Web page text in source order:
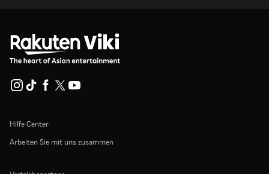
Hilfe Center
Arbeiten Sie mit uns zusammen